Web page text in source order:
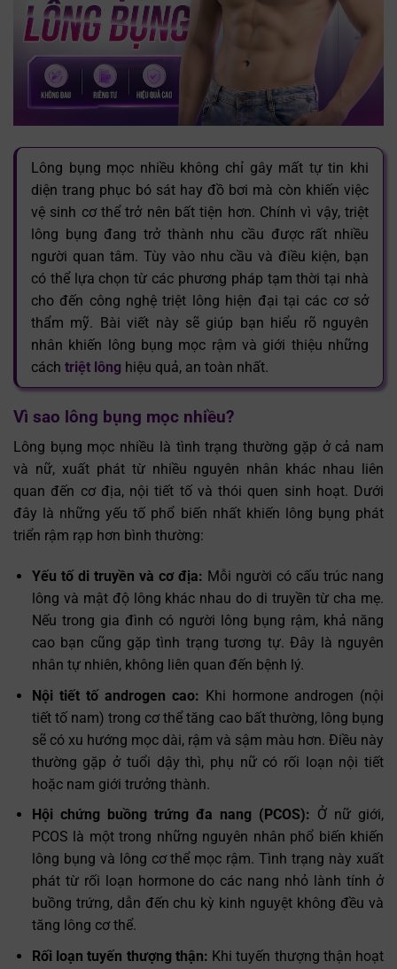
Lông bụng mọc nhiều không chỉ gây mất tự tin khi
diện trang phục bó sát hay đồ bơi mà còn khiến việc
vệ sinh cơ thể trở nên bất tiện hơn. Chính vì vậy, triệt
lông bụng đang trở thành nhu cầu được rất nhiều
người quan tâm. Tùy vào nhu cầu và điều kiện, bạn
có thể lựa chọn từ các phương pháp tạm thời tại nhà
cho đến công nghệ triệt lông hiện đại tại các cơ sở
thẩm mỹ. Bài viết này sẽ giúp bạn hiểu rõ nguyên
nhân khiến lông bụng mọc rậm và giới thiệu những
cách triệt lông hiệu quả, an toàn nhất.
Vì sao lông bụng mọc nhiều?
Lông bụng mọc nhiều là tình trạng thường gặp ở cả nam
và nữ, xuất phát từ nhiều nguyên nhân khác nhau liên
quan đến cơ địa, nội tiết tố và thói quen sinh hoạt. Dưới
đây là những yếu tố phổ biến nhất khiến lông bụng phát
triển rậm rạp hơn bình thường:
Yếu tố di truyền và cơ địa: Mỗi người có cấu trúc nang
lông và mật độ lông khác nhau do di truyền từ cha mẹ.
Nếu trong gia đình có người lông bụng rậm, khả năng
cao bạn cũng gặp tình trạng tương tự. Đây là nguyên
nhân tự nhiên, không liên quan đến bệnh lý.
Nội tiết tố androgen cao: Khi hormone androgen (nội
tiết tố nam) trong cơ thể tăng cao bất thường, lông bụng
sẽ có xu hướng mọc dài, rậm và sậm màu hơn. Điều này
thường gặp ở tuổi dậy thì, phụ nữ có rối loạn nội tiết
hoặc nam giới trưởng thành.
Hội chứng buồng trứng đa nang (PCOS): Ở nữ giới,
PCOS là một trong những nguyên nhân phổ biến khiến
lông bụng và lông cơ thể mọc rậm. Tình trạng này xuất
phát từ rối loạn hormone do các nang nhỏ lành tính ở
buồng trứng, dẫn đến chu kỳ kinh nguyệt không đều và
tăng lông cơ thể.
Rối loạn tuyến thượng thận: Khi tuyến thượng thận hoạt